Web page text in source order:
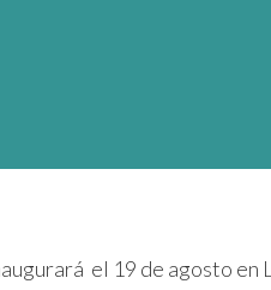
el 19 de agosto en